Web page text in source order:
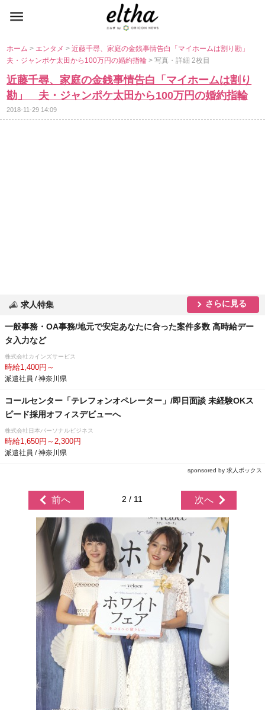
ホーム> エンタメ>近藤千尋、家庭の金銭事情告白「マイホームは割り勘」
夫・ジャンポケ太田から100万円の婚約指輪> 写真・詳細 2枚目
近藤千尋、家庭の金銭事情告白「マイホームは割り
勘」 夫・ジャンポケ太田から100万円の婚約指輪
2018-11-29 14:09
求人特集 さらに見る
一般事務・OA事務/地元で安定あなたに合った案件多数 高時給デー
タ入力など
株式会社カインズサービス
時給1,400円～
派遣社員 / 神奈川県
コールセンター「テレフォンオペレーター」/即日面談 未経験OKス
ピード採用オフィスデビューへ
株式会社日本パーソナルビジネス
時給1,650円～2,300円
派遣社員 / 神奈川県
sponsored by 求人ボックス
前へ 2 / 11 次へ